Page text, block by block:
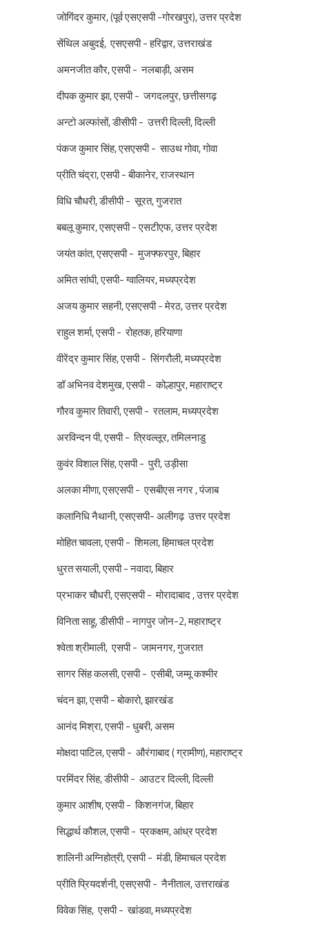
जोगिंदर कुमार, (पूर्व एसएसपी -गोरखपुर), उत्तर प्रदेश
सेंथिल अबुदई, एसएसपी - हरिद्वार, उत्तराखंड
अमनजीत कौर, एसपी - नलबाड़ी, असम
दीपक कुमार झा, एसपी - जगदलपुर, छत्तीसगढ़
अन्टो अल्फांसों, डीसीपी - उत्तरी दिल्ली, दिल्ली
पंकज कुमार सिंह, एसएसपी - साउथ गोवा, गोवा
प्रीति चंद्रा, एसपी - बीकानेर, राजस्थान
विधि चौधरी, डीसीपी - सूरत, गुजरात
बबलू कुमार, एसएसपी - एसटीएफ, उत्तर प्रदेश
जयंत कांत, एसएसपी - मुजफ्फरपुर, बिहार
अमित सांघी, एसपी- ग्वालियर, मध्यप्रदेश
अजय कुमार सहनी, एसएसपी - मेरठ, उत्तर प्रदेश
राहुल शर्मा, एसपी - रोहतक, हरियाणा
वीरेंद्र कुमार सिंह, एसपी - सिंगरौली, मध्यप्रदेश
डॉ अभिनव देशमुख, एसपी - कोल्हापुर, महाराष्ट्र
गौरव कुमार तिवारी, एसपी - रतलाम, मध्यप्रदेश
अरविन्दन पी, एसपी - त्रिवल्लूर, तमिलनाडु
कुवंर विशाल सिंह, एसपी - पुरी, उड़ीसा
अलका मीणा, एसएसपी - एसबीएस नगर , पंजाब
कलानिधि नैथानी, एसएसपी- अलीगढ़ उत्तर प्रदेश
मोहित चावला, एसपी - शिमला, हिमाचल प्रदेश
धुरत सयाली, एसपी - नवादा, बिहार
प्रभाकर चौधरी, एसएसपी - मोरादाबाद , उत्तर प्रदेश
विनिता साहू, डीसीपी - नागपुर जोन-2, महाराष्ट्र
श्वेता श्रीमाली, एसपी - जामनगर, गुजरात
सागर सिंह कलसी, एसपी - एसीबी, जम्मू कश्मीर
चंदन झा, एसपी - बोकारो, झारखंड
आनंद मिश्रा, एसपी - धुबरी, असम
मोक्षदा पाटिल, एसपी - औरंगाबाद ( ग्रामीण), महाराष्ट्र
परमिंदर सिंह, डीसीपी - आउटर दिल्ली, दिल्ली
कुमार आशीष, एसपी - किशनगंज, बिहार
सिद्धार्थ कौशल, एसपी - प्रकक्षम, आंध्र प्रदेश
शालिनी अग्निहोत्री, एसपी - मंडी, हिमाचल प्रदेश
प्रीति प्रियदर्शनी, एसएसपी - नैनीताल, उत्तराखंड
विवेक सिंह, एसपी - खांडवा, मध्यप्रदेश